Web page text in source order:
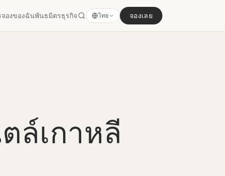
จองของฉันพันธมิตรธุรกิจ ไทย จองเลย
ล์เกาหลี